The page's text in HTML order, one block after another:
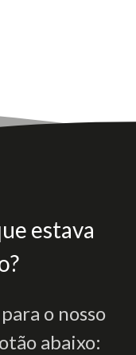
estava
o nosso
abaixo: